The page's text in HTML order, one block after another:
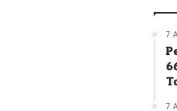
7
7